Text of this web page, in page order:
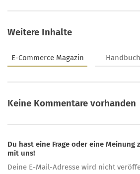
Weitere Inhalte
E-Commerce Magazin Handbuch
Keine Kommentare vorhanden
Du hast eine Frage oder eine Meinung
mit uns!
Deine E-Mail-Adresse wird nicht